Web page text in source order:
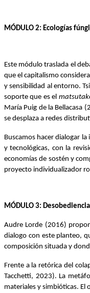
MÓDULO 2: Ecologías
Este módulo traslada el
que el capitalismo
y sensibilidad al entorno.
soporte que es el
María Puig de la Bellacasa
se desplaza a redes
Buscamos hacer dialogar
y tecnológicas, con la
economías de sostén y
proyecto individualizador
MÓDULO 3:
Audre Lorde (2016)
dialogo con este planteo,
composición situada y
Frente a la retórica del
Tacchetti, 2023). La
materiales y simbióticas. El